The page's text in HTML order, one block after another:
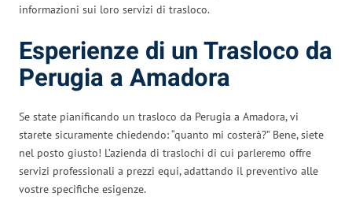
informazioni sui loro servizi di trasloco.
Esperienze di un Trasloco da
Perugia a Amadora
Se state pianificando un trasloco da Perugia a Amadora, vi
starete sicuramente chiedendo: “quanto mi costerà?” Bene, siete
nel posto giusto! L’azienda di traslochi di cui parleremo offre
servizi professionali a prezzi equi, adattando il preventivo alle
vostre specifiche esigenze.